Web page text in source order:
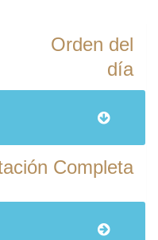
Orden del
día
Completa